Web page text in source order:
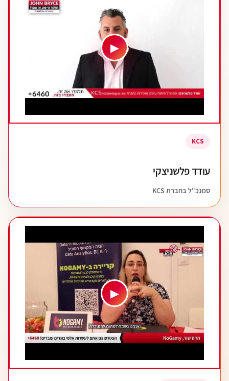
▶
KCS
עודד פלשניצקי
סמנכ"ל בחברת KCS
▶